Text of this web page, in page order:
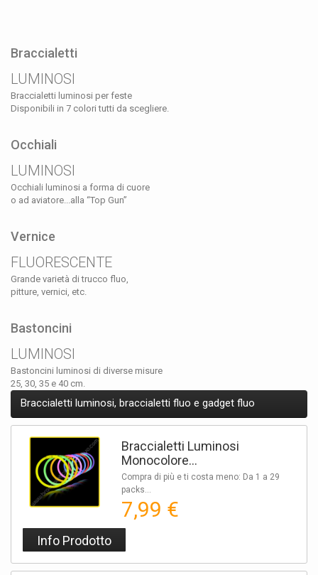
Braccialetti
LUMINOSI
Braccialetti luminosi per feste
Disponibili in 7 colori tutti da scegliere.
Occhiali
LUMINOSI
Occhiali luminosi a forma di cuore
o ad aviatore...alla “Top Gun”
Vernice
FLUORESCENTE
Grande varietà di trucco fluo,
pitture, vernici, etc.
Bastoncini
LUMINOSI
Bastoncini luminosi di diverse misure
25, 30, 35 e 40 cm.
Braccialetti luminosi, braccialetti fluo e gadget fluo
Braccialetti Luminosi
Monocolore...
Compra di più e ti costa meno: Da 1 a 29
packs...
7,99 €
Info Prodotto